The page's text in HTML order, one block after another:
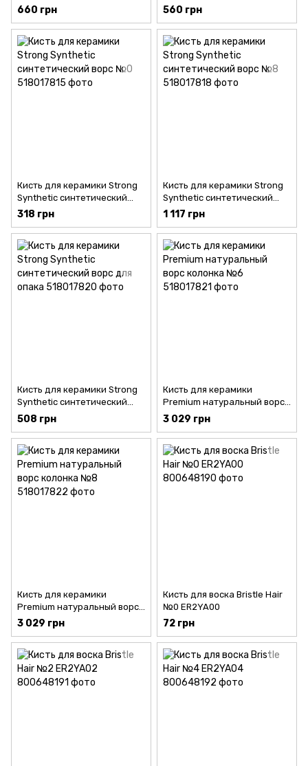
№2
660 грн
для опака
560 грн
Кисть для керамики Strong
Synthetic синтетический
ворс №0
318 грн
Кисть для керамики Strong
Synthetic синтетический
ворс №8
1 117 грн
Кисть для керамики Strong
Synthetic синтетический
ворс для опака
508 грн
Кисть для керамики
Premium натуральный ворс
колонка №6
3 029 грн
Кисть для керамики
Premium натуральный ворс
колонка №8
3 029 грн
Кисть для воска Bristle Hair
№0 ER2YA00
72 грн